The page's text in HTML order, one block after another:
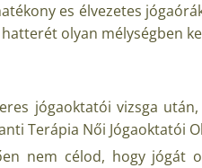
es élvezetes
olyan mélységben
jógaoktatói vizsga
Terápia Női Jógaoktatói
nem célod, hogy jógát